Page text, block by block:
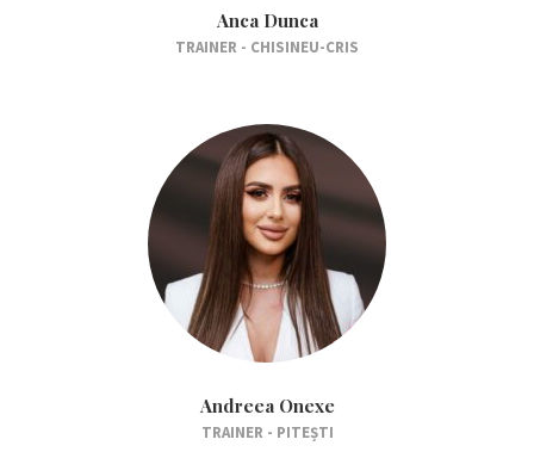
Anca Dunca
TRAINER - CHISINEU-CRIS
Andreea Onexe
TRAINER - PITEȘTI